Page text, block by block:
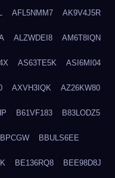
AFL5NMM7 AK9V4J5R
ALZWDEI8 AM6T8IQN
AS63TE5K ASI6MI04
AXVH3IQK AZ26KW80
B61VF183 B83LODZ5
BBULS6EE
BE136RQ8 BEE98D8J